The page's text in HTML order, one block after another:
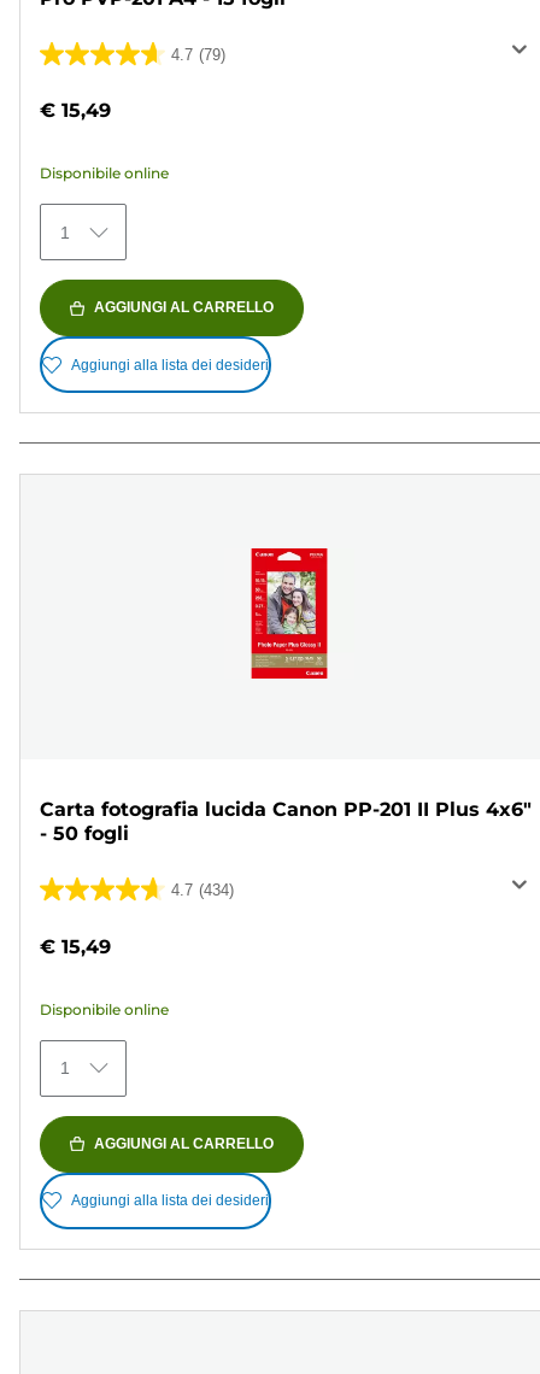
4.7 (79)
4.7
5
79
recensioni
€ 15,49
Disponibile online
1
AGGIUNGI AL CARRELLO
Aggiungi alla lista dei desideri
Carta fotografia lucida Canon PP-201 II Plus 4x6"
- 50 fogli
4.7 (434)
4.7
5
434
recensioni
€ 15,49
Disponibile online
1
AGGIUNGI AL CARRELLO
Aggiungi alla lista dei desideri